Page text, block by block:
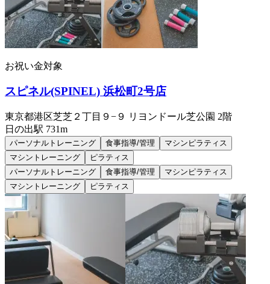
お祝い金対象
スピネル(SPINEL) 浜松町2号店
東京都港区芝芝２丁目９−９ リヨンドール芝公園 2階
日の出駅 731m
パーソナルトレーニング 食事指導/管理
マシンピラティス
マシントレーニング
ピラティス
パーソナルトレーニング
食事指導/管理
マシンピラティス
マシントレーニング
ピラティス